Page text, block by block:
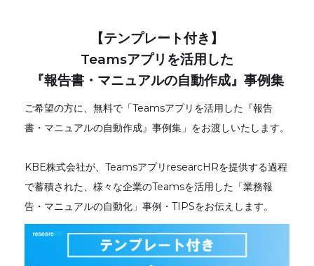
【テンプレート付き】
Teamsアプリを活用した
『報告書・マニュアルの自動作成』事例集
ご希望の方に、無料で「Teamsアプリを活用した『報告
書・マニュアルの自動作成』事例集」をお渡しいたします。
KBE株式会社が、TeamsアプリresearcHRを提供する過程
で蓄積された、様々な企業のTeamsを活用した「業務報
告・マニュアルの自動化」事例・TIPSをお伝えします。